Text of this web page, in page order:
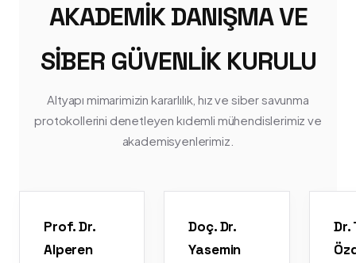
AKADEMIK DANIŞMA VE
SIBER GÜVENLIK KURULU
Altyapı mimarimizin kararlılık, hız ve siber savunma
protokollerini denetleyen kıdemli mühendislerimiz ve
akademisyenlerimiz.
Prof. Dr.
Alperen
Doç. Dr.
Yasemin
Dr.